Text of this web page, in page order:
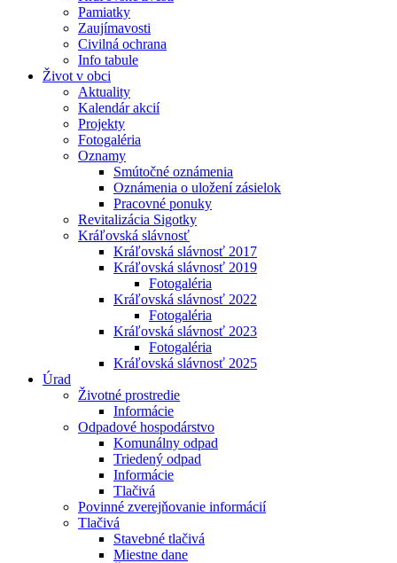
Pamiatky
Zaujímavosti
Civilná ochrana
Info tabule
Život v obci
Aktuality
Kalendár akcií
Projekty
Fotogaléria
Oznamy
Smútočné oznámenia
Oznámenia o uložení zásielok
Pracovné ponuky
Revitalizácia Sigotky
Kráľovská slávnosť
Kráľovská slávnosť 2017
Kráľovská slávnosť 2019
Fotogaléria
Kráľovská slávnosť 2022
Fotogaléria
Kráľovská slávnosť 2023
Fotogaléria
Kráľovská slávnosť 2025
Úrad
Životné prostredie
Informácie
Odpadové hospodárstvo
Komunálny odpad
Triedený odpad
Informácie
Tlačivá
Povinné zverejňovanie informácií
Tlačivá
Stavebné tlačivá
Miestne dane